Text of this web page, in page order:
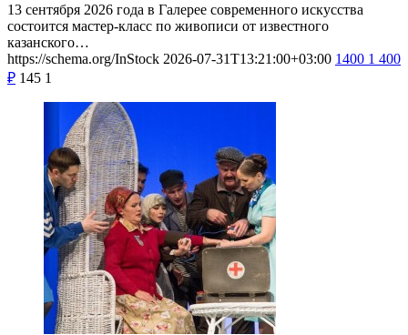
13 сентября 2026 года в Галерее современного искусства
состоится мастер-класс по живописи от известного
казанского…
https://schema.org/InStock 2026-07-31T13:21:00+03:00 1400 1 400
₽ 145 1